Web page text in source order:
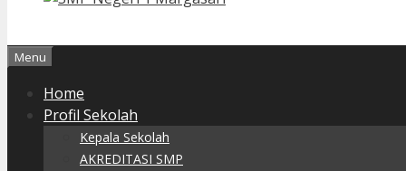
Menu
Home
Profil Sekolah
Kepala Sekolah
AKREDITASI SMP